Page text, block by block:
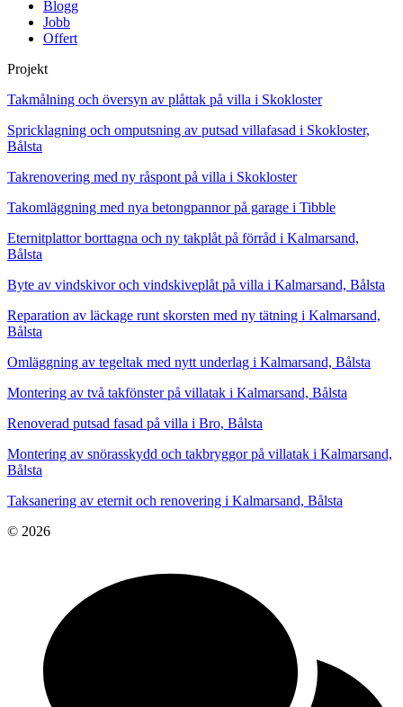
Blogg
Jobb
Offert
Projekt
Takmålning och översyn av plåttak på villa i Skokloster
Spricklagning och omputsning av putsad villafasad i Skokloster,
Bålsta
Takrenovering med ny råspont på villa i Skokloster
Takomläggning med nya betongpannor på garage i Tibble
Eternitplattor borttagna och ny takplåt på förråd i Kalmarsand,
Bålsta
Byte av vindskivor och vindskiveplåt på villa i Kalmarsand, Bålsta
Reparation av läckage runt skorsten med ny tätning i Kalmarsand,
Bålsta
Omläggning av tegeltak med nytt underlag i Kalmarsand, Bålsta
Montering av två takfönster på villatak i Kalmarsand, Bålsta
Renoverad putsad fasad på villa i Bro, Bålsta
Montering av snörasskydd och takbryggor på villatak i Kalmarsand,
Bålsta
Taksanering av eternit och renovering i Kalmarsand, Bålsta
© 2026